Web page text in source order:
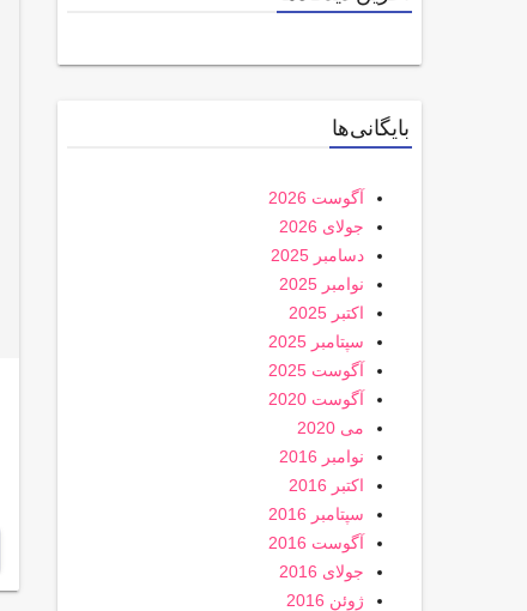
بایگانی‌ها
آگوست 2026
جولای 2026
دسامبر 2025
نوامبر 2025
اکتبر 2025
سپتامبر 2025
آگوست 2025
آگوست 2020
می 2020
نوامبر 2016
اکتبر 2016
سپتامبر 2016
آگوست 2016
جولای 2016
ژوئن 2016